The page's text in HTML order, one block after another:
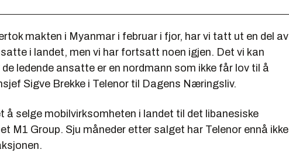
makten i Myanmar i februar i fjor, har vi tatt ut en del av
i landet, men vi har fortsatt noen igjen. Det vi kan
ledende ansatte er en nordmann som ikke får lov til å
Sigve Brekke i Telenor til Dagens Næringsliv.
å selge mobilvirksomheten i landet til det libanesiske
M1 Group. Sju måneder etter salget har Telenor ennå ikke